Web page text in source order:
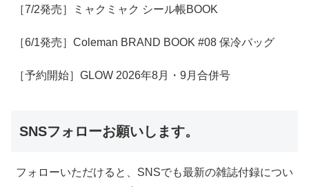
［7/2発売］ミャクミャク シール帳BOOK
［6/1発売］Coleman BRAND BOOK #08 保冷バッグ
［予約開始］GLOW 2026年8月・9月合併号
SNSフォローお願いします。
フォローいただけると、SNSでも最新の雑誌付録につい